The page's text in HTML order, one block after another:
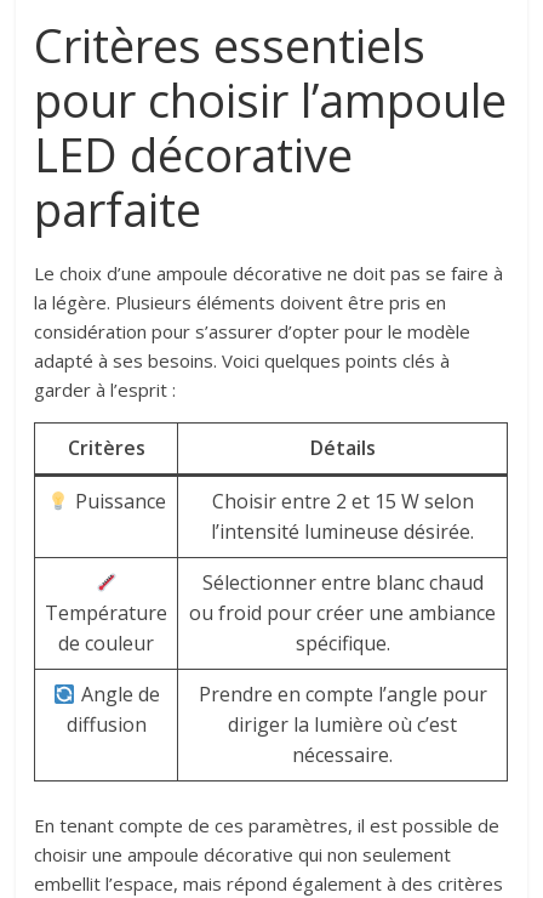
Critères essentiels
pour choisir l’ampoule
LED décorative
parfaite
Le choix d’une ampoule décorative ne doit pas se faire à
la légère. Plusieurs éléments doivent être pris en
considération pour s’assurer d’opter pour le modèle
adapté à ses besoins. Voici quelques points clés à
garder à l’esprit :
Critères
Détails
Puissance
Choisir entre 2 et 15 W selon
l’intensité lumineuse désirée.
Température
de couleur
Sélectionner entre blanc chaud
ou froid pour créer une ambiance
spécifique.
Angle de
diffusion
Prendre en compte l’angle pour
diriger la lumière où c’est
nécessaire.
En tenant compte de ces paramètres, il est possible de
choisir une ampoule décorative qui non seulement
embellit l’espace, mais répond également à des critères